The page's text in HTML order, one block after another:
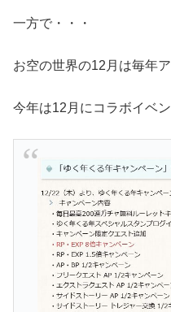
一方で・・・
お空の世界の12月は毎年
今年は12月にコラボイベ